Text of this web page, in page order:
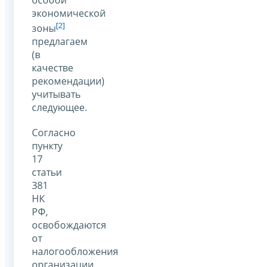
экономической
зоны[2]
предлагаем
(в
качестве
рекомендации)
учитывать
следующее.
Согласно
пункту
17
статьи
381
НК
РФ,
освобождаются
от
налогообложения